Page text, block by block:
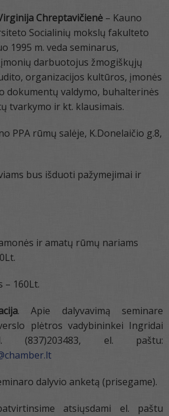
Chreptavičienė – Kauno
Socialinių mokslų fakulteto
1995 m. veda seminarus,
darbuotojus žmogiškųjų
organizacijos kultūros, įmonės
dokumentų valdymo, buhalterinės
tvarkymo ir kt. klausimais.
PPA rūmų salėje, K.Donelaičio g.8,
bus išduoti pažymejimai ir
ir amatų rūmų nariams
– 160Lt.
. Apie dalyvavimą seminare
plėtros vadybininkei Ingridai
(837)203483, el. paštu:
dalyvio anketą (prisegame).
atsiųsdami el. paštu